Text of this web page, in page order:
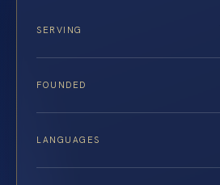
SERVING
FOUNDED
LANGUAGES